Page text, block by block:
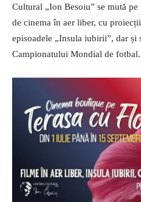
Cultural „Ion Besoiu” se mută
de cinema în aer liber, cu
episoadele „Insula iubirii”, dar și
Campionatului Mondial de fotbal.